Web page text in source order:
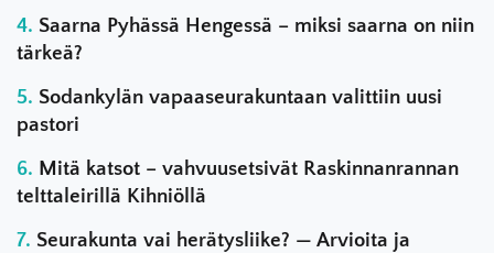
Saarna Pyhässä Hengessä – miksi saarna on niin
tärkeä?
Sodankylän vapaaseurakuntaan valittiin uusi
pastori
Mitä katsot – vahvuusetsivät Raskinnanrannan
telttaleirillä Kihniöllä
Seurakunta vai herätysliike? — Arvioita ja